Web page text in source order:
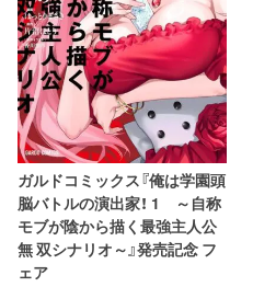
ガルドコミックス『俺は学園頭
脳バトルの演出家！ 1 ～自称
モブが陰から描く最強主人公
無 双シナリオ～』発売記念 フ
ェア